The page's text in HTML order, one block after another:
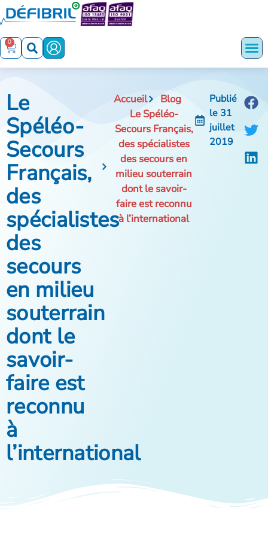
0
Le
Spéléo-
Secours
Français,
des
spécialistes
des
secours
en milieu
souterrain
dont le
savoir-
faire est
reconnu
à
l’international
Accueil
Blog
Le Spéléo-
Secours Français,
des spécialistes
des secours en
milieu souterrain
dont le savoir-
faire est reconnu
à l’international
Publié
le 31
juillet
2019